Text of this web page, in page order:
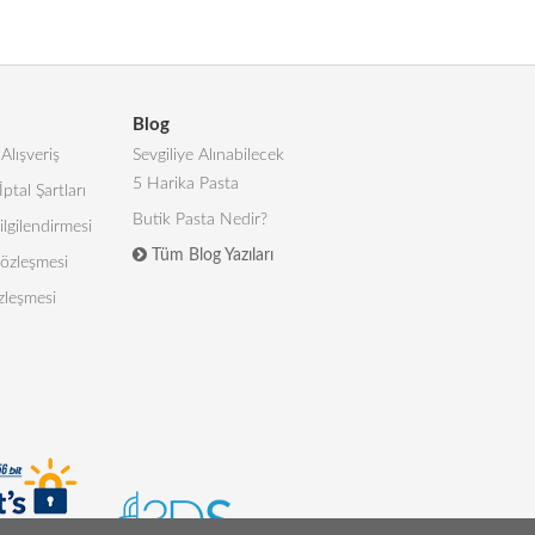
Şartları
Blog
Sevgiliye Alınabilecek
5 Harika Pasta
Butik Pasta Nedir?
Tüm Blog Yazıları